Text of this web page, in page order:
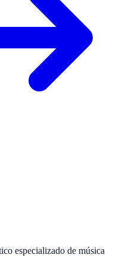
especializado de música